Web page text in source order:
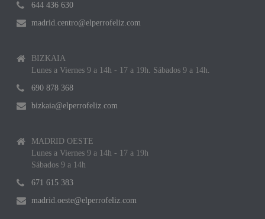
644 436 630
madrid.centro@elperrofeliz.com
BIZKAIA
Lunes a Viernes 9 a 14h - 17 a 19h. Sábados 9 a 14h.
690 878 368
bizkaia@elperrofeliz.com
MADRID OESTE
Lunes a Viernes 9 a 14h - 17 a 19h
Sábados 9 a 14h
671 615 383
madrid.oeste@elperrofeliz.com